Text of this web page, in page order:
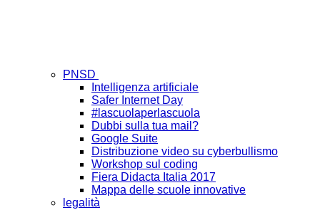
PNSD
Intelligenza artificiale
Safer Internet Day
#lascuolaperlascuola
Dubbi sulla tua mail?
Google Suite
Distribuzione video su cyberbullismo
Workshop sul coding
Fiera Didacta Italia 2017
Mappa delle scuole innovative
legalità